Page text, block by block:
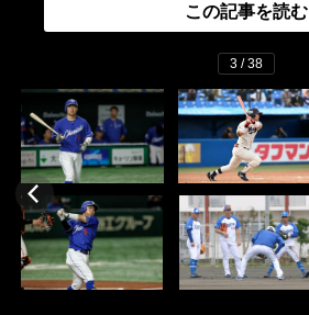
この記事を読む
3 / 38